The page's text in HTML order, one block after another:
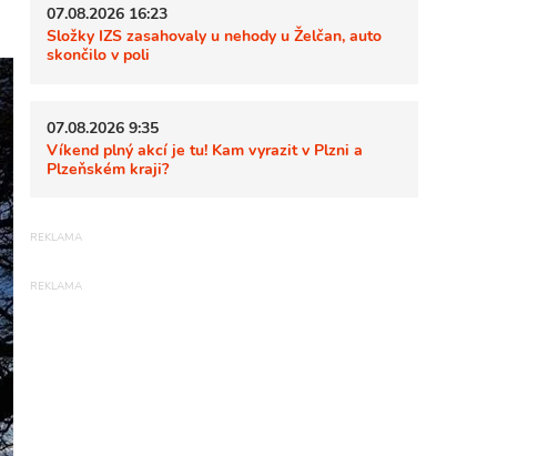
07.08.2026 16:23
Složky IZS zasahovaly u nehody u Želčan, auto
skončilo v poli
07.08.2026 9:35
Víkend plný akcí je tu! Kam vyrazit v Plzni a
Plzeňském kraji?